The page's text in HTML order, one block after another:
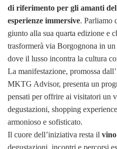
di riferimento per gli amanti
esperienze immersive. Parliamo
giunto alla sua quarta edizione e
trasformerà via Borgognona in un
dove il lusso incontra la cultura
La manifestazione, promossa
MKTG Advisor, presenta un
pensati per offrire ai visitatori un
degustazioni, shopping
armonioso e sofisticato.
Il cuore dell’iniziativa resta il
degustazioni, incontri e percorsi